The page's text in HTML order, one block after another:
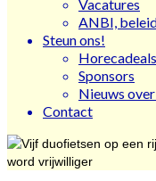
Vacatures
ANBI,
Steun ons!
Horecadeals
Sponsors
Nieuws
Contact